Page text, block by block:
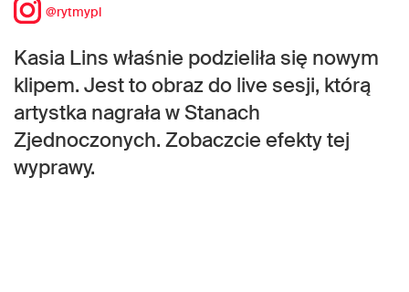
@rytmypl
Kasia Lins właśnie podzieliła się nowym
klipem. Jest to obraz do live sesji, którą
artystka nagrała w Stanach
Zjednoczonych. Zobaczcie efekty tej
wyprawy.